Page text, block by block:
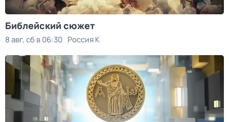
Библейский сюжет
8 авг, сб в 06:30 Россия К